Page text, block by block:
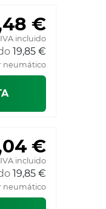
€
IVA incluido
19,85 €
neumático
€
IVA incluido
19,85 €
neumático